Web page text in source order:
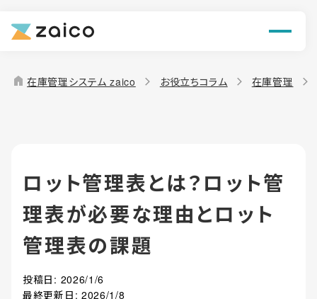
機能
解決できる課題
導入事例
お役立ち情報
home 在庫管理システム zaico お役立ちコラム 在庫管理
ロット管理表とは？ロット管
理表が必要な理由とロット
管理表の課題
投稿日: 2026/1/6
最終更新日: 2026/1/8